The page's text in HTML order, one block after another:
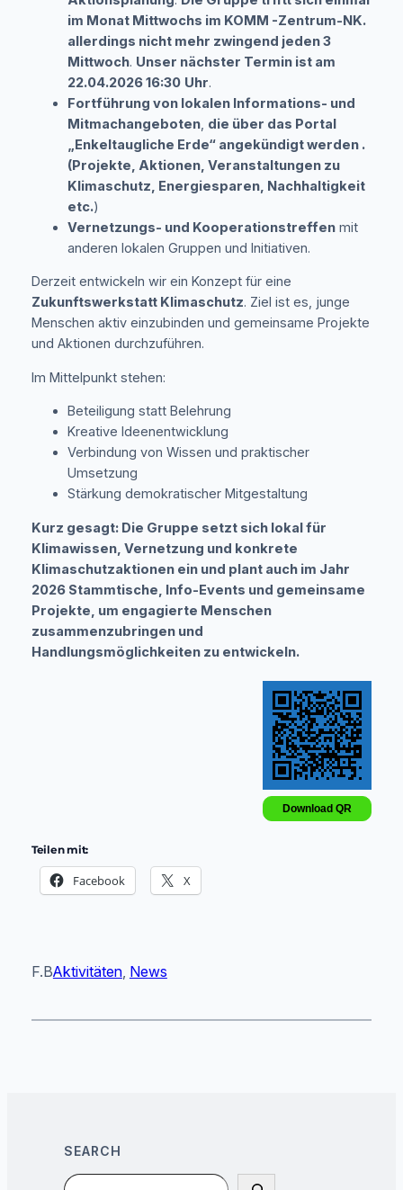
im Monat Mittwochs im KOMM -Zentrum-NK.
allerdings nicht mehr zwingend jeden 3
Mittwoch. Unser nächster Termin ist am
22.04.2026 16:30 Uhr.
Fortführung von lokalen Informations- und
Mitmachangeboten, die über das Portal
„Enkeltaugliche Erde“ angekündigt werden .
(Projekte, Aktionen, Veranstaltungen zu
Klimaschutz, Energiesparen, Nachhaltigkeit
etc.)
Vernetzungs- und Kooperationstreffenmit
anderen lokalen Gruppen und Initiativen.
Derzeit entwickeln wir ein Konzept für eine
Zukunftswerkstatt Klimaschutz. Ziel ist es, junge
Menschen aktiv einzubinden und gemeinsame Projekte
und Aktionen durchzuführen.
Im Mittelpunkt stehen:
Beteiligung statt Belehrung
Kreative Ideenentwicklung
Verbindung von Wissen und praktischer
Umsetzung
Stärkung demokratischer Mitgestaltung
Kurz gesagt: Die Gruppe setzt sich lokal für
Klimawissen, Vernetzung und konkrete
Klimaschutzaktionen ein und plant auch im Jahr
2026 Stammtische, Info-Events und gemeinsame
Projekte, um engagierte Menschen
zusammenzubringen und
Handlungsmöglichkeiten zu entwickeln.
Download QR
Teilen mit:
Facebook X
F.BAktivitäten, News
SEARCH
Search